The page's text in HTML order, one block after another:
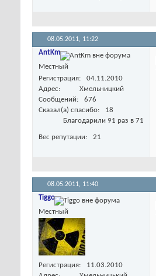
08.05.2011, 11:22
AntKm
Местный
Регистрация
04.11.2010
Адрес
Хмельницкий
Сообщений
676
Сказал(а) спасибо
18
Благодарили 91 раз в 71
Вес репутации 21
08.05.2011, 11:40
Tiggo
Местный
Регистрация
11.03.2010